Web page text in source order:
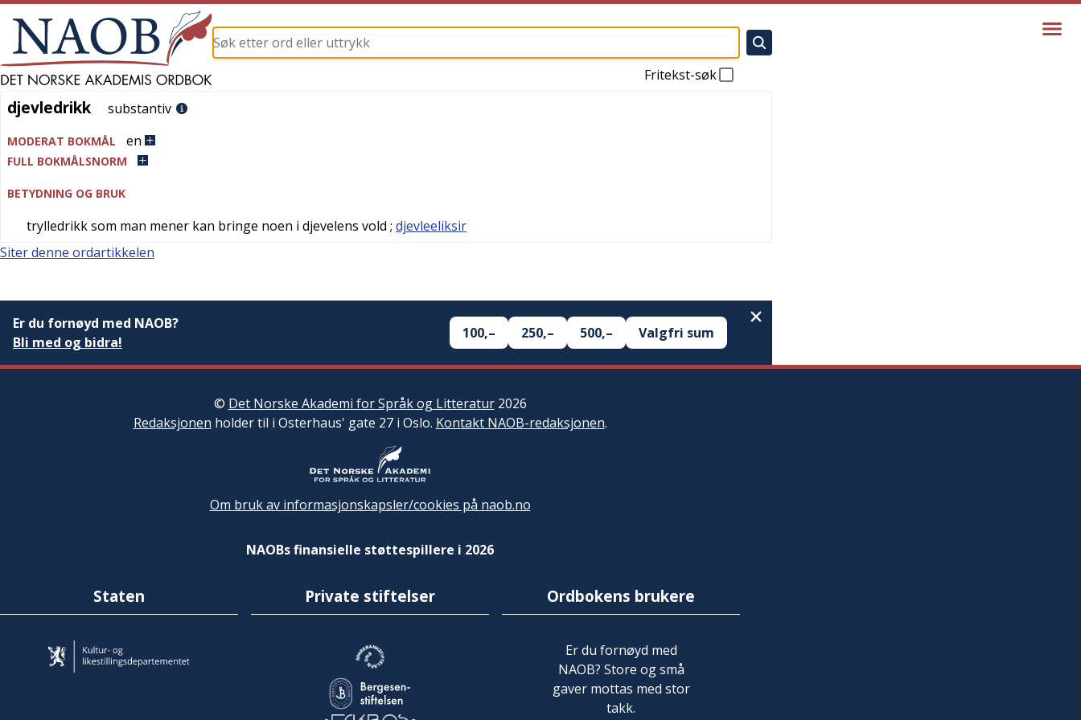
Fritekst-søk
djevledrikk
djevledrikk substantiv
MODERAT BOKMÅL en
FULL BOKMÅLSNORM
BETYDNING OG BRUK
trylledrikk som man mener kan bringe noen i djevelens vold ; djevleeliksir
Siter denne ordartikkelen
Er du fornøyd med NAOB?
Bli med og bidra!
100,– 250,– 500,– Valgfri sum
© Det Norske Akademi for Språk og Litteratur2026
Redaksjonen holder til i Osterhaus' gate 27 i Oslo. Kontakt NAOB-redaksjonen.
Om bruk av informasjonskapsler/cookies på naob.no
NAOBs finansielle støttespillere i 2026
Staten Private stiftelser Ordbokens brukere
Er du fornøyd med
NAOB? Store og små
gaver mottas med stor
takk.